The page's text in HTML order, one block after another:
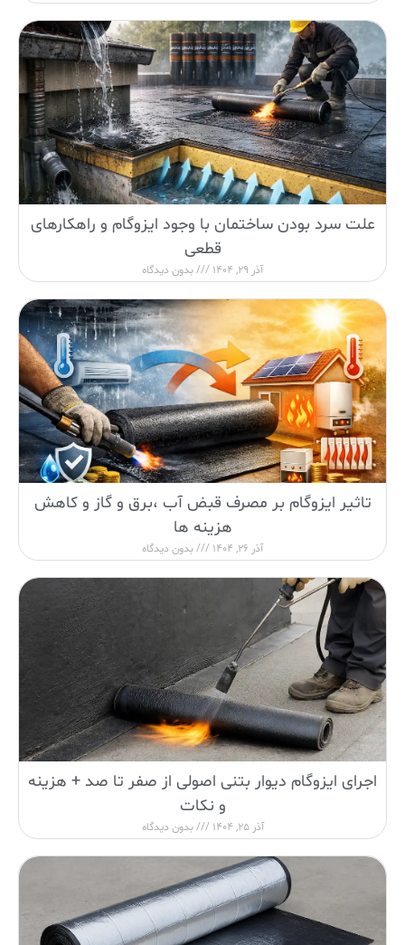
علت سرد بودن ساختمان با وجود ایزوگام و راهکارهای
قطعی
آذر 29, 1404 بدون دیدگاه
تاثیر ایزوگام بر مصرف قبض آب ،برق و گاز و کاهش
هزینه ها
آذر 26, 1404 بدون دیدگاه
اجرای ایزوگام دیوار بتنی اصولی از صفر تا صد + هزینه
و نکات
آذر 25, 1404 بدون دیدگاه